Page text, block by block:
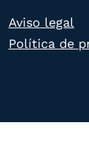
Aviso legal
Política de